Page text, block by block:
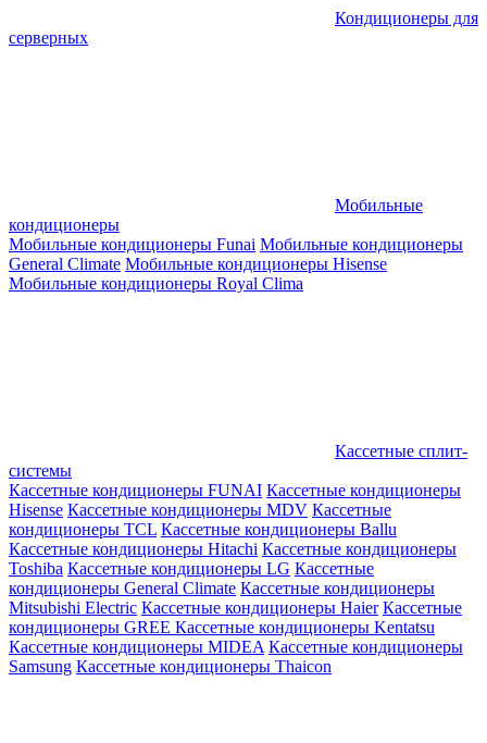
Кондиционеры для
серверных
Мобильные
кондиционеры
Мобильные кондиционеры Funai Мобильные кондиционеры
General Climate Мобильные кондиционеры Hisense
Мобильные кондиционеры Royal Clima
Кассетные сплит-
системы
Кассетные кондиционеры FUNAI Кассетные кондиционеры
Hisense Кассетные кондиционеры MDV Кассетные
кондиционеры TCL Кассетные кондиционеры Ballu
Кассетные кондиционеры Hitachi Кассетные кондиционеры
Toshiba Кассетные кондиционеры LG Кассетные
кондиционеры General Climate Кассетные кондиционеры
Mitsubishi Electric Кассетные кондиционеры Haier Кассетные
кондиционеры GREE Кассетные кондиционеры Kentatsu
Кассетные кондиционеры MIDEA Кассетные кондиционеры
Samsung Кассетные кондиционеры Thaicon